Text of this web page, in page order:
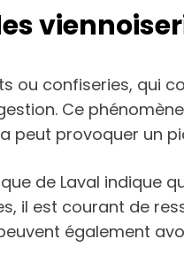
ou confiseries, qui
Ce
peut provoquer un
de Laval indique
il est courant de
également